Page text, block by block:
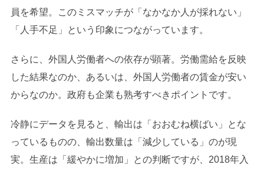
員を希望。このミスマッチが「なかなか人が採れない」
「人手不足」という印象につながっています。
さらに、外国人労働者への依存が顕著。労働需給を反映
した結果なのか、あるいは、外国人労働者の賃金が安い
からなのか。政府も企業も熟考すべきポイントです。
冷静にデータを見ると、輸出は「おおむね横ばい」とな
っているものの、輸出数量は「減少している」のが現
実。生産は「緩やかに増加」との判断ですが、2018年入